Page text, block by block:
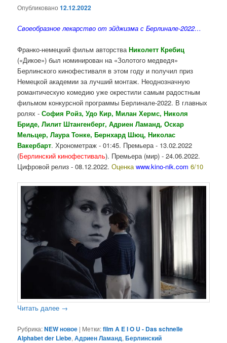
Опубликовано12.12.2022
Своеобразное лекарство от эйджизма с Берлинале-2022…
Франко-немецкий фильм авторстваНиколетт Кребиц
(«Дикое») был номинирован на «Золотого медведя»
Берлинского кинофестиваля в этом году и получил приз
Немецкой академии за лучший монтаж. Неоднозначную
романтическую комедию уже окрестили самым радостным
фильмом конкурсной программы Берлинале-2022. В главных
ролях -София Ройз, Удо Кир, Милан Хермс, Николя
Бриде, Лилит Штангенберг, Адриен Ламанд, Оскар
Мельцер, Лаура Тонке, Бернхард Шюц, Николас
Вакербарт. Хронометраж - 01:45. Премьера - 13.02.2022
(Берлинский кинофестиваль). Премьера (мир) - 24.06.2022.
Цифровой релиз - 08.12.2022.Оценкаwww.kino-nik.com 6/10
Читать далее →
Рубрика:NEW новое | Метки:film A E I O U - Das schnelle
Alphabet der Liebe,Адриен Ламанд,Берлинский